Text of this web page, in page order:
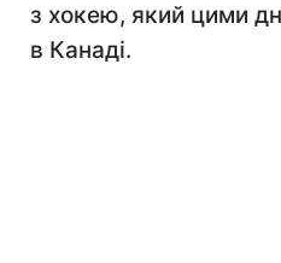
з хокею, який цими
в Канаді.